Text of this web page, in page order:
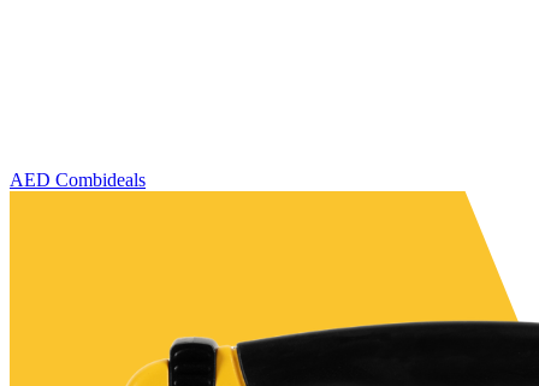
AED Combideals